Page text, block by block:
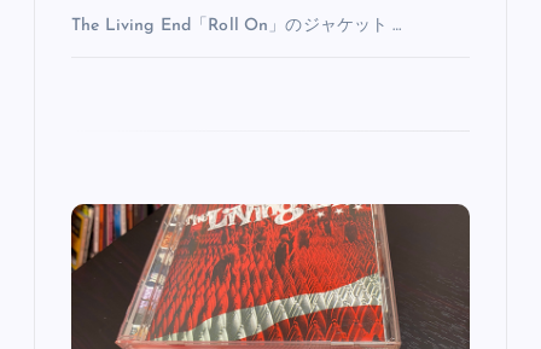
The Living End「Roll On」のジャケット …